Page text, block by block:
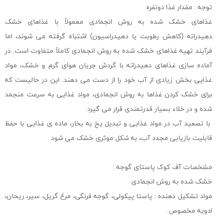
توجه : مقدار غذا دونفره
غذاهای خشک شده به روش انجمادی معمولاً با غذاهای خشک
دهیدراته (کاهش رطوبت یا دهیدراسیون) اشتباه گرفته می شوند، اما
فرآیند تهیه غذاهای خشک شده به روش انجمادی کاملاً متفاوت است. در
آماده سازی غذاهای دهیدراته با گردش جریان هوای گرم و خشک، مواد
غذایی بخش زیادی از آب خود را از دست می دهند. این در حالیست که
برای خشک کردن غذاها به روش انجمادی، مواد غذایی به سرعت منجمد
شده و در خلاء بسیار قدرتمندی قرار می گیرد.
با تصعید آب در مواد غذایی و تبدیل یخ به بخار، ماده ی غذایی با حفظ
قابلیت بازیابی مجدد آب، به شکل موثری خشک می شود.
مشخصات آف کوک پاستای گوجه :
خشک شده به روش انجمادی
مواد تشکیل دهنده : پاستا پیکولی، گوجه فرنگی، مرغ گریل، سیر، ریحان،
ادویه مخصوص.